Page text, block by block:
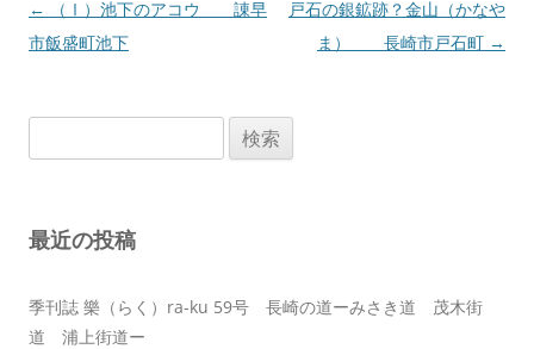
投
稿
ョ
←
（Ⅰ）池下のアコウ 諌早
市飯盛町池下
戸石の銀鉱跡？金山（かなや
ま） 長崎市戸石町 →
索:
最近の投稿
季刊誌 樂（らく）ra-ku 59号 長崎の道ーみさき道 茂木街
道 浦上街道ー